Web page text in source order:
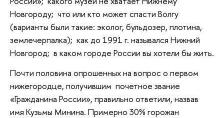
Новгороду; что или кто может спасти Волгу
(варианты были такие: эколог, бульдозер, плотина,
землечерпалка); как до 1991 г. назывался Нижний
Новгород; в каком городе России вы хотели бы жить.
Почти половина опрошенных на вопрос о первом
нижегородце, получившим почетное звание
«Гражданина России», правильно ответили, назвав
имя Кузьмы Минина. Примерно 30% горожан